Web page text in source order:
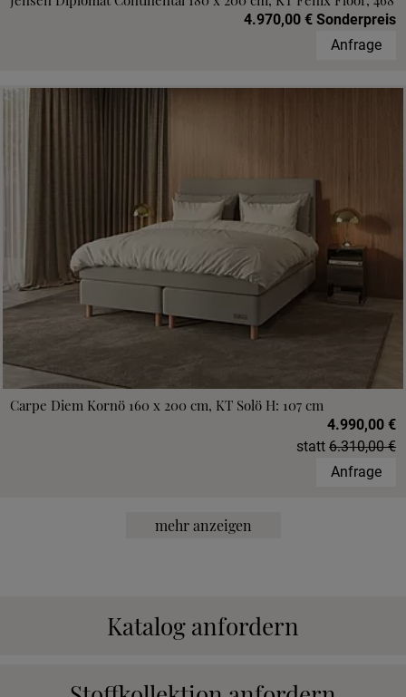
4.970,00 € Sonderpreis
Anfrage
Carpe Diem Kornö 160 x 200 cm, KT Solö H: 107 cm
4.990,00 €
statt 6.310,00 €
Anfrage
mehr anzeigen
Katalog anfordern